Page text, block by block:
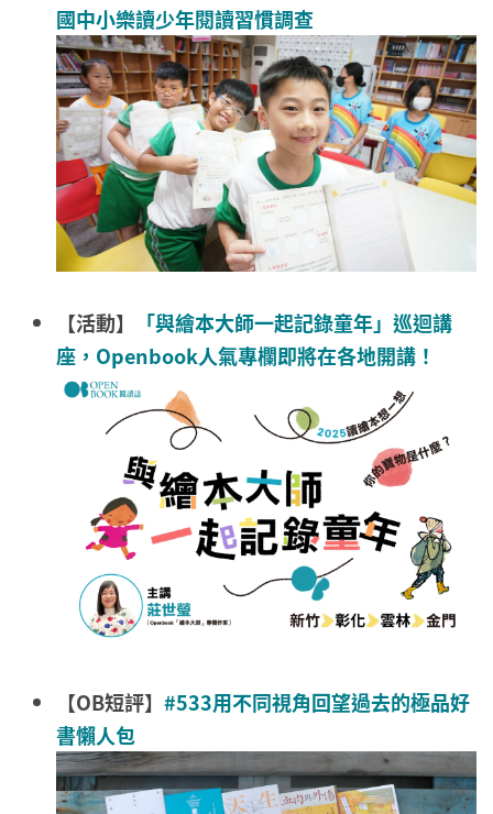
國中小樂讀少年閱讀習慣調查
【活動】
「與繪本大師一起記錄童年」巡迴講
座，Openbook人氣專欄即將在各地開講！
【OB短評】 #533用不同視角回望過去的極品好
書懶人包